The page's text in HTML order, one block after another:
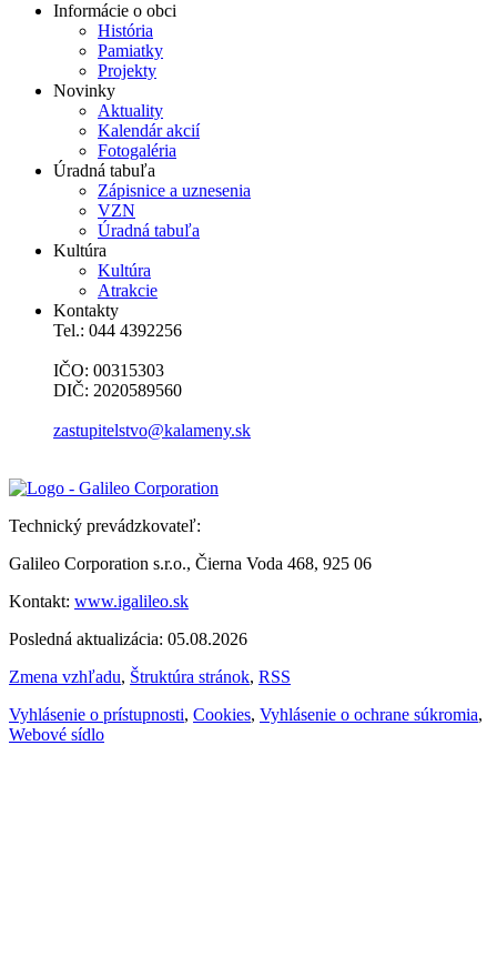
Informácie o obci
História
Pamiatky
Projekty
Novinky
Aktuality
Kalendár akcií
Fotogaléria
Úradná tabuľa
Zápisnice a uznesenia
VZN
Úradná tabuľa
Kultúra
Kultúra
Atrakcie
Kontakty
Tel.: 044 4392256
IČO: 00315303
DIČ: 2020589560
zastupitelstvo@kalameny.sk
Technický prevádzkovateľ:
Galileo Corporation s.r.o., Čierna Voda 468, 925 06
Kontakt: www.igalileo.sk
Posledná aktualizácia: 05.08.2026
Zmena vzhľadu, Štruktúra stránok, RSS
Vyhlásenie o prístupnosti, Cookies, Vyhlásenie o ochrane súkromia,
Webové sídlo